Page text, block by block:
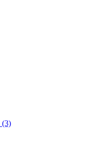
(3)